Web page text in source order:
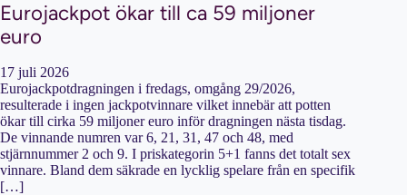
Eurojackpot ökar till ca 59 miljoner
euro
17 juli 2026
Eurojackpotdragningen i fredags, omgång 29/2026,
resulterade i ingen jackpotvinnare vilket innebär att potten
ökar till cirka 59 miljoner euro inför dragningen nästa tisdag.
De vinnande numren var 6, 21, 31, 47 och 48, med
stjärnnummer 2 och 9. I priskategorin 5+1 fanns det totalt sex
vinnare. Bland dem säkrade en lycklig spelare från en specifik
[…]